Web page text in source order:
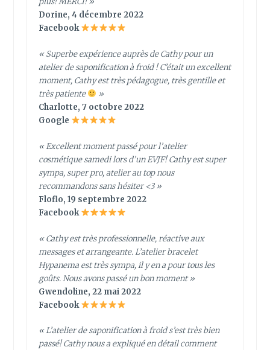
Dorine, 4 décembre 2022
Facebook
« Superbe expérience auprès de Cathy pour un
atelier de saponification à froid ! C’était un excellent
moment, Cathy est très pédagogue, très gentille et
très patiente
»
Charlotte, 7 octobre 2022
Google
« Excellent moment passé pour l’atelier
cosmétique samedi lors d’un EVJF! Cathy est super
sympa, super pro, atelier au top nous
recommandons sans hésiter <3 »
Floflo, 19 septembre 2022
Facebook
« Cathy est très professionnelle, réactive aux
messages et arrangeante. L’atelier bracelet
Hypanema est très sympa, il y en a pour tous les
goûts. Nous avons passé un bon moment »
Gwendoline, 22 mai 2022
Facebook
« L’atelier de saponification à froid s’est très bien
passé! Cathy nous a expliqué en détail comment